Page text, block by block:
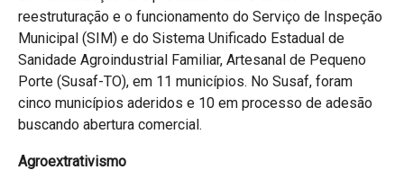
reestruturação e o funcionamento do Serviço de Inspeção
Municipal (SIM) e do Sistema Unificado Estadual de
Sanidade Agroindustrial Familiar, Artesanal de Pequeno
Porte (Susaf-TO), em 11 municípios. No Susaf, foram
cinco municípios aderidos e 10 em processo de adesão
buscando abertura comercial.
Agroextrativismo